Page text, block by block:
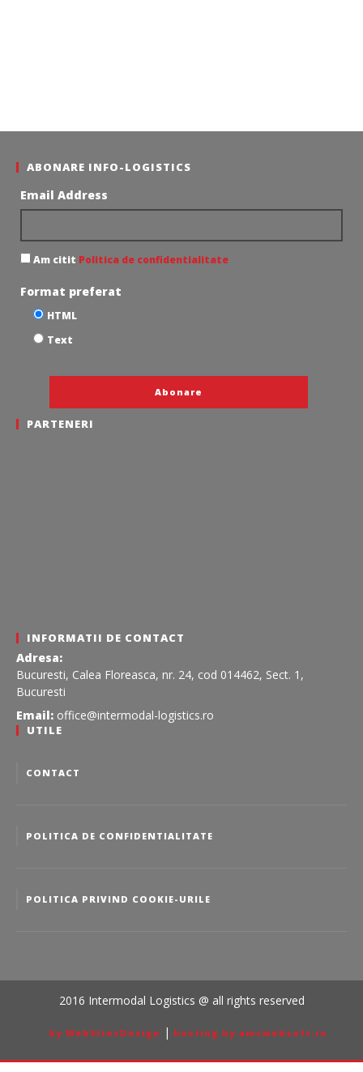
ABONARE INFO-LOGISTICS
Email Address
Am citit Politica de confidentialitate
Format preferat
HTML
Text
PARTENERI
INFORMATII DE CONTACT
Adresa:
Bucuresti, Calea Floreasca, nr. 24, cod 014462, Sect. 1,
Bucuresti
Email: office@intermodal-logistics.ro
UTILE
CONTACT
POLITICA DE CONFIDENTIALITATE
POLITICA PRIVIND COOKIE-URILE
2016 Intermodal Logistics @ all rights reserved
by WebSitesDesign | hosting by amcwebsoft.ro